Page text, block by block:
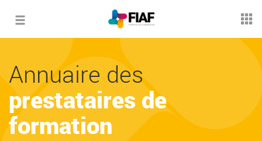
Toggle
Annuaire des
prestataires de
formation